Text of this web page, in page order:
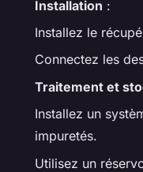
Installation :
Installez le
Connectez les
Traitement et
Installez un
impuretés.
Utilisez un